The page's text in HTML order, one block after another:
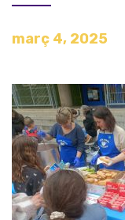
març 4, 2025